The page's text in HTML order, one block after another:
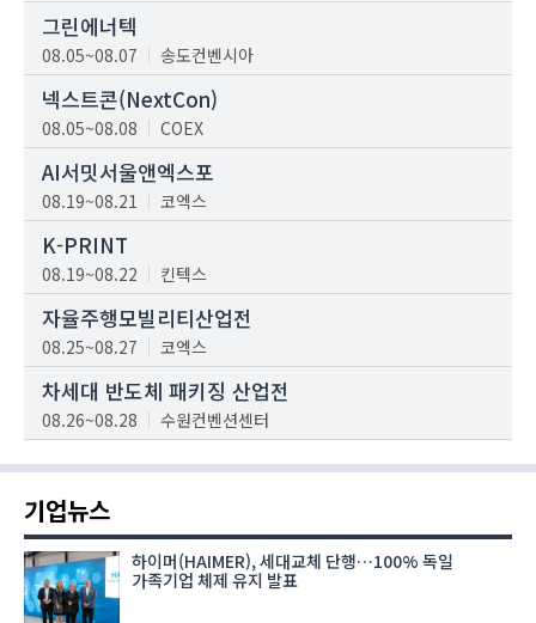
그린에너텍
08.05~08.07 송도컨벤시아
넥스트콘(NextCon)
08.05~08.08 COEX
AI서밋서울앤엑스포
08.19~08.21 코엑스
K-PRINT
08.19~08.22 킨텍스
자율주행모빌리티산업전
08.25~08.27 코엑스
차세대 반도체 패키징 산업전
08.26~08.28 수원컨벤션센터
기업뉴스
하이머(HAIMER), 세대교체 단행…100% 독일
가족기업 체제 유지 발표